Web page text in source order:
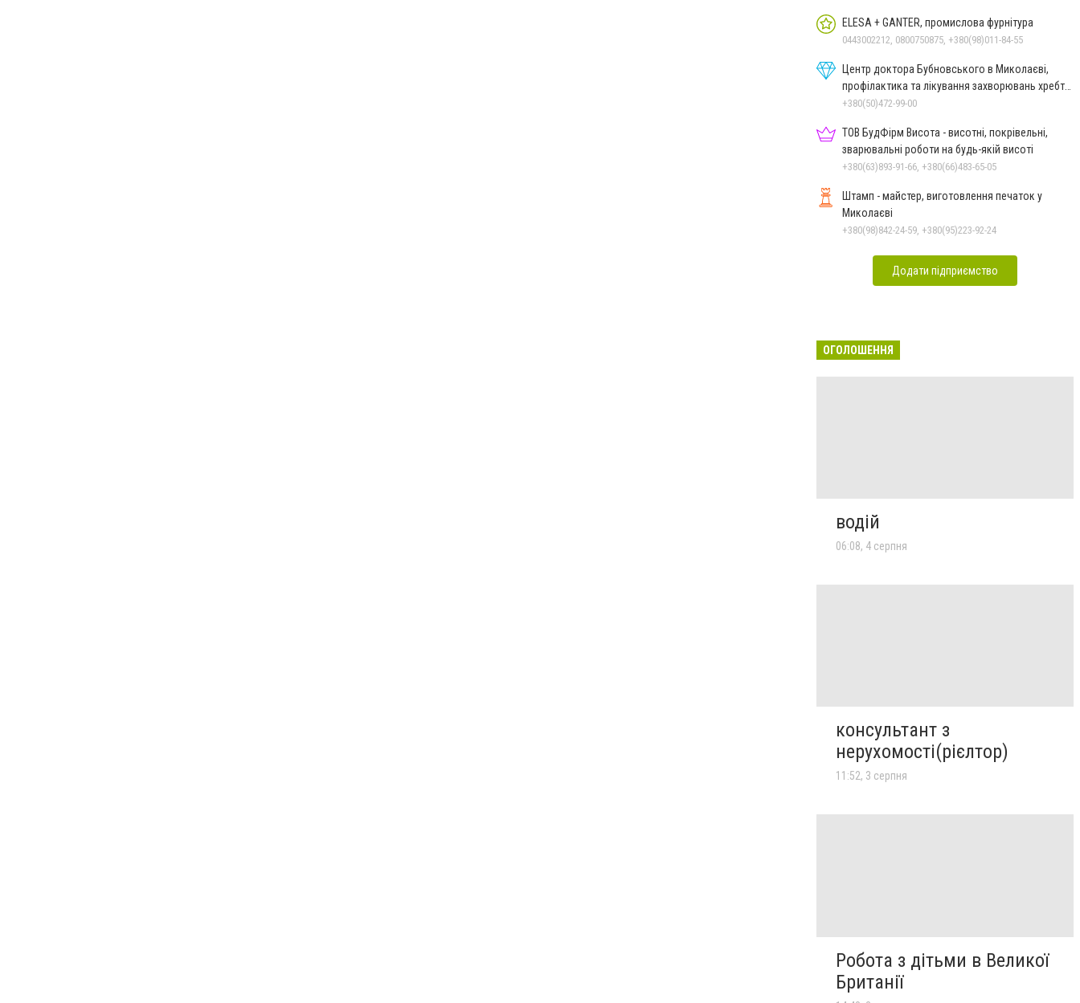
ELESA + GANTER, промислова фурнітура
0443002212, 0800750875, +380(98)011-84-55
Центр доктора Бубновського в Миколаєві,
профілактика та лікування захворювань хребта
і суглобів
+380(50)472-99-00
ТОВ БудФірм Висота - висотні, покрівельні,
зварювальні роботи на будь-якій висоті
+380(63)893-91-66, +380(66)483-65-05
Штамп - майстер, виготовлення печаток у
Миколаєві
+380(98)842-24-59, +380(95)223-92-24
Додати підприємство
ОГОЛОШЕННЯ
водій
06:08, 4 серпня
консультант з
нерухомості(рієлтор)
11:52, 3 серпня
Робота з дітьми в Великої
Британії